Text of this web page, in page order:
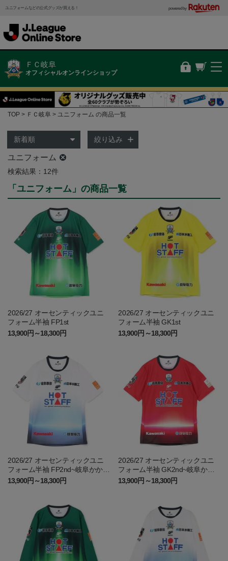
ユニフォームなどの公式グッズが買える！ powered by
ＦＣ岐阜
オフィシャルオンラインショップ
TOP ＦＣ岐阜 ユニフォーム の商品一覧
絞り込み
ユニフォーム
検索結果：12件
「ユニフォーム」の商品一覧
2026/27 オーセンティックユニ
フォーム半袖 FP1st
13,900円～18,300円
2026/27 オーセンティックユニ
フォーム半袖 GK1st
13,900円～18,300円
2026/27 オーセンティックユニ
フォーム半袖 FP2nd~岐阜かかみ
がはら航空宇宙博物館コラボユ
13,900円～18,300円
2026/27 オーセンティックユニ
フォーム半袖 GK2nd~岐阜かか
みがはら航空宇宙博物館コラボ
13,900円～18,300円